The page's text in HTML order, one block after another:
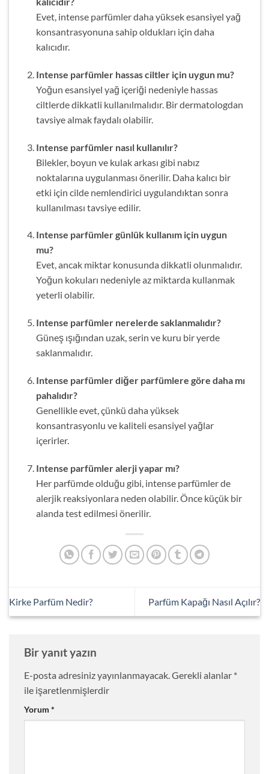
Evet, intense parfümler daha yüksek esansiyel yağ
konsantrasyonuna sahip oldukları için daha
kalıcıdır.
Intense parfümler hassas ciltler için uygun mu?
Yoğun esansiyel yağ içeriği nedeniyle hassas
ciltlerde dikkatli kullanılmalıdır. Bir dermatologdan
tavsiye almak faydalı olabilir.
Intense parfümler nasıl kullanılır?
Bilekler, boyun ve kulak arkası gibi nabız
noktalarına uygulanması önerilir. Daha kalıcı bir
etki için cilde nemlendirici uygulandıktan sonra
kullanılması tavsiye edilir.
Intense parfümler günlük kullanım için uygun
mu?
Evet, ancak miktar konusunda dikkatli olunmalıdır.
Yoğun kokuları nedeniyle az miktarda kullanmak
yeterli olabilir.
Intense parfümler nerelerde saklanmalıdır?
Güneş ışığından uzak, serin ve kuru bir yerde
saklanmalıdır.
Intense parfümler diğer parfümlere göre daha mı
pahalıdır?
Genellikle evet, çünkü daha yüksek
konsantrasyonlu ve kaliteli esansiyel yağlar
içerirler.
Intense parfümler alerji yapar mı?
Her parfümde olduğu gibi, intense parfümler de
alerjik reaksiyonlara neden olabilir. Önce küçük bir
alanda test edilmesi önerilir.
Kirke Parfüm Nedir? Parfüm Kapağı Nasıl Açılır?
Bir yanıt yazın
E-posta adresiniz yayınlanmayacak. Gerekli alanlar *
ile işaretlenmişlerdir
Yorum *